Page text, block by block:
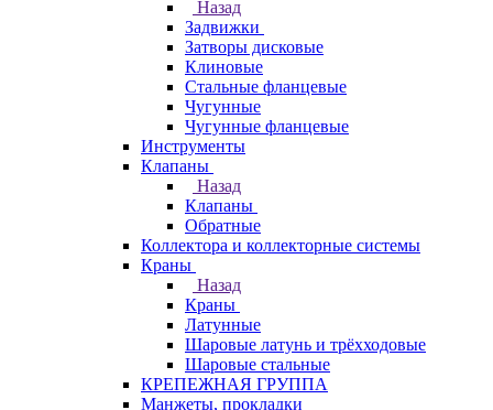
Назад
Задвижки
Затворы дисковые
Клиновые
Стальные фланцевые
Чугунные
Чугунные фланцевые
Инструменты
Клапаны
Назад
Клапаны
Обратные
Коллектора и коллекторные системы
Краны
Назад
Краны
Латунные
Шаровые латунь и трёхходовые
Шаровые стальные
КРЕПЕЖНАЯ ГРУППА
Манжеты, прокладки